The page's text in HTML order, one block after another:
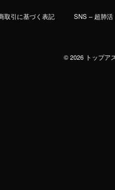
取引に基づく表記 SNS – 超肺
© 2026 トップア